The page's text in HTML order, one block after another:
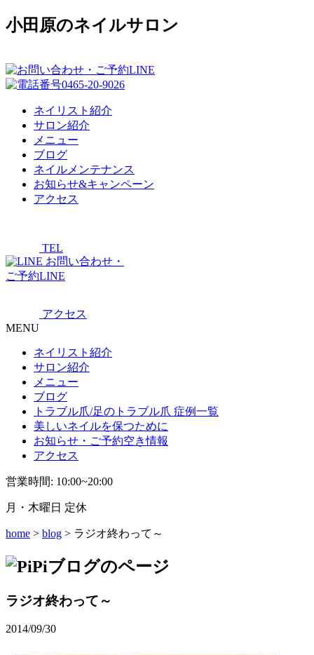
小田原のネイルサロン
ネイリスト紹介
サロン紹介
メニュー
ブログ
ネイルメンテナンス
お知らせ&キャンペーン
アクセス
TEL
お問い合わせ・
ご予約LINE
アクセス
MENU
ネイリスト紹介
サロン紹介
メニュー
ブログ
トラブル爪/足のトラブル爪 症例一覧
美しいネイルを保つために
お知らせ・ご予約空き情報
アクセス
営業時間: 10:00~20:00
月・木曜日 定休
home > blog > ラジオ終わって～
ラジオ終わって～
2014/09/30